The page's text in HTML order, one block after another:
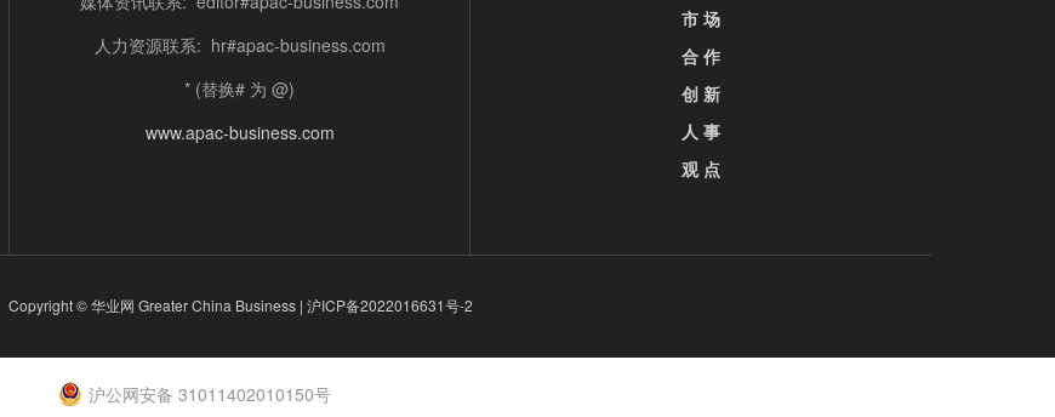
人力资源联系: hr#apac-business.com
* (替换# 为 @)
www.apac-business.com
市 场
合 作
创 新
人 事
观 点
Copyright © 华业网 Greater China Business | 沪ICP备2022016631号-2
沪公网安备 31011402010150号